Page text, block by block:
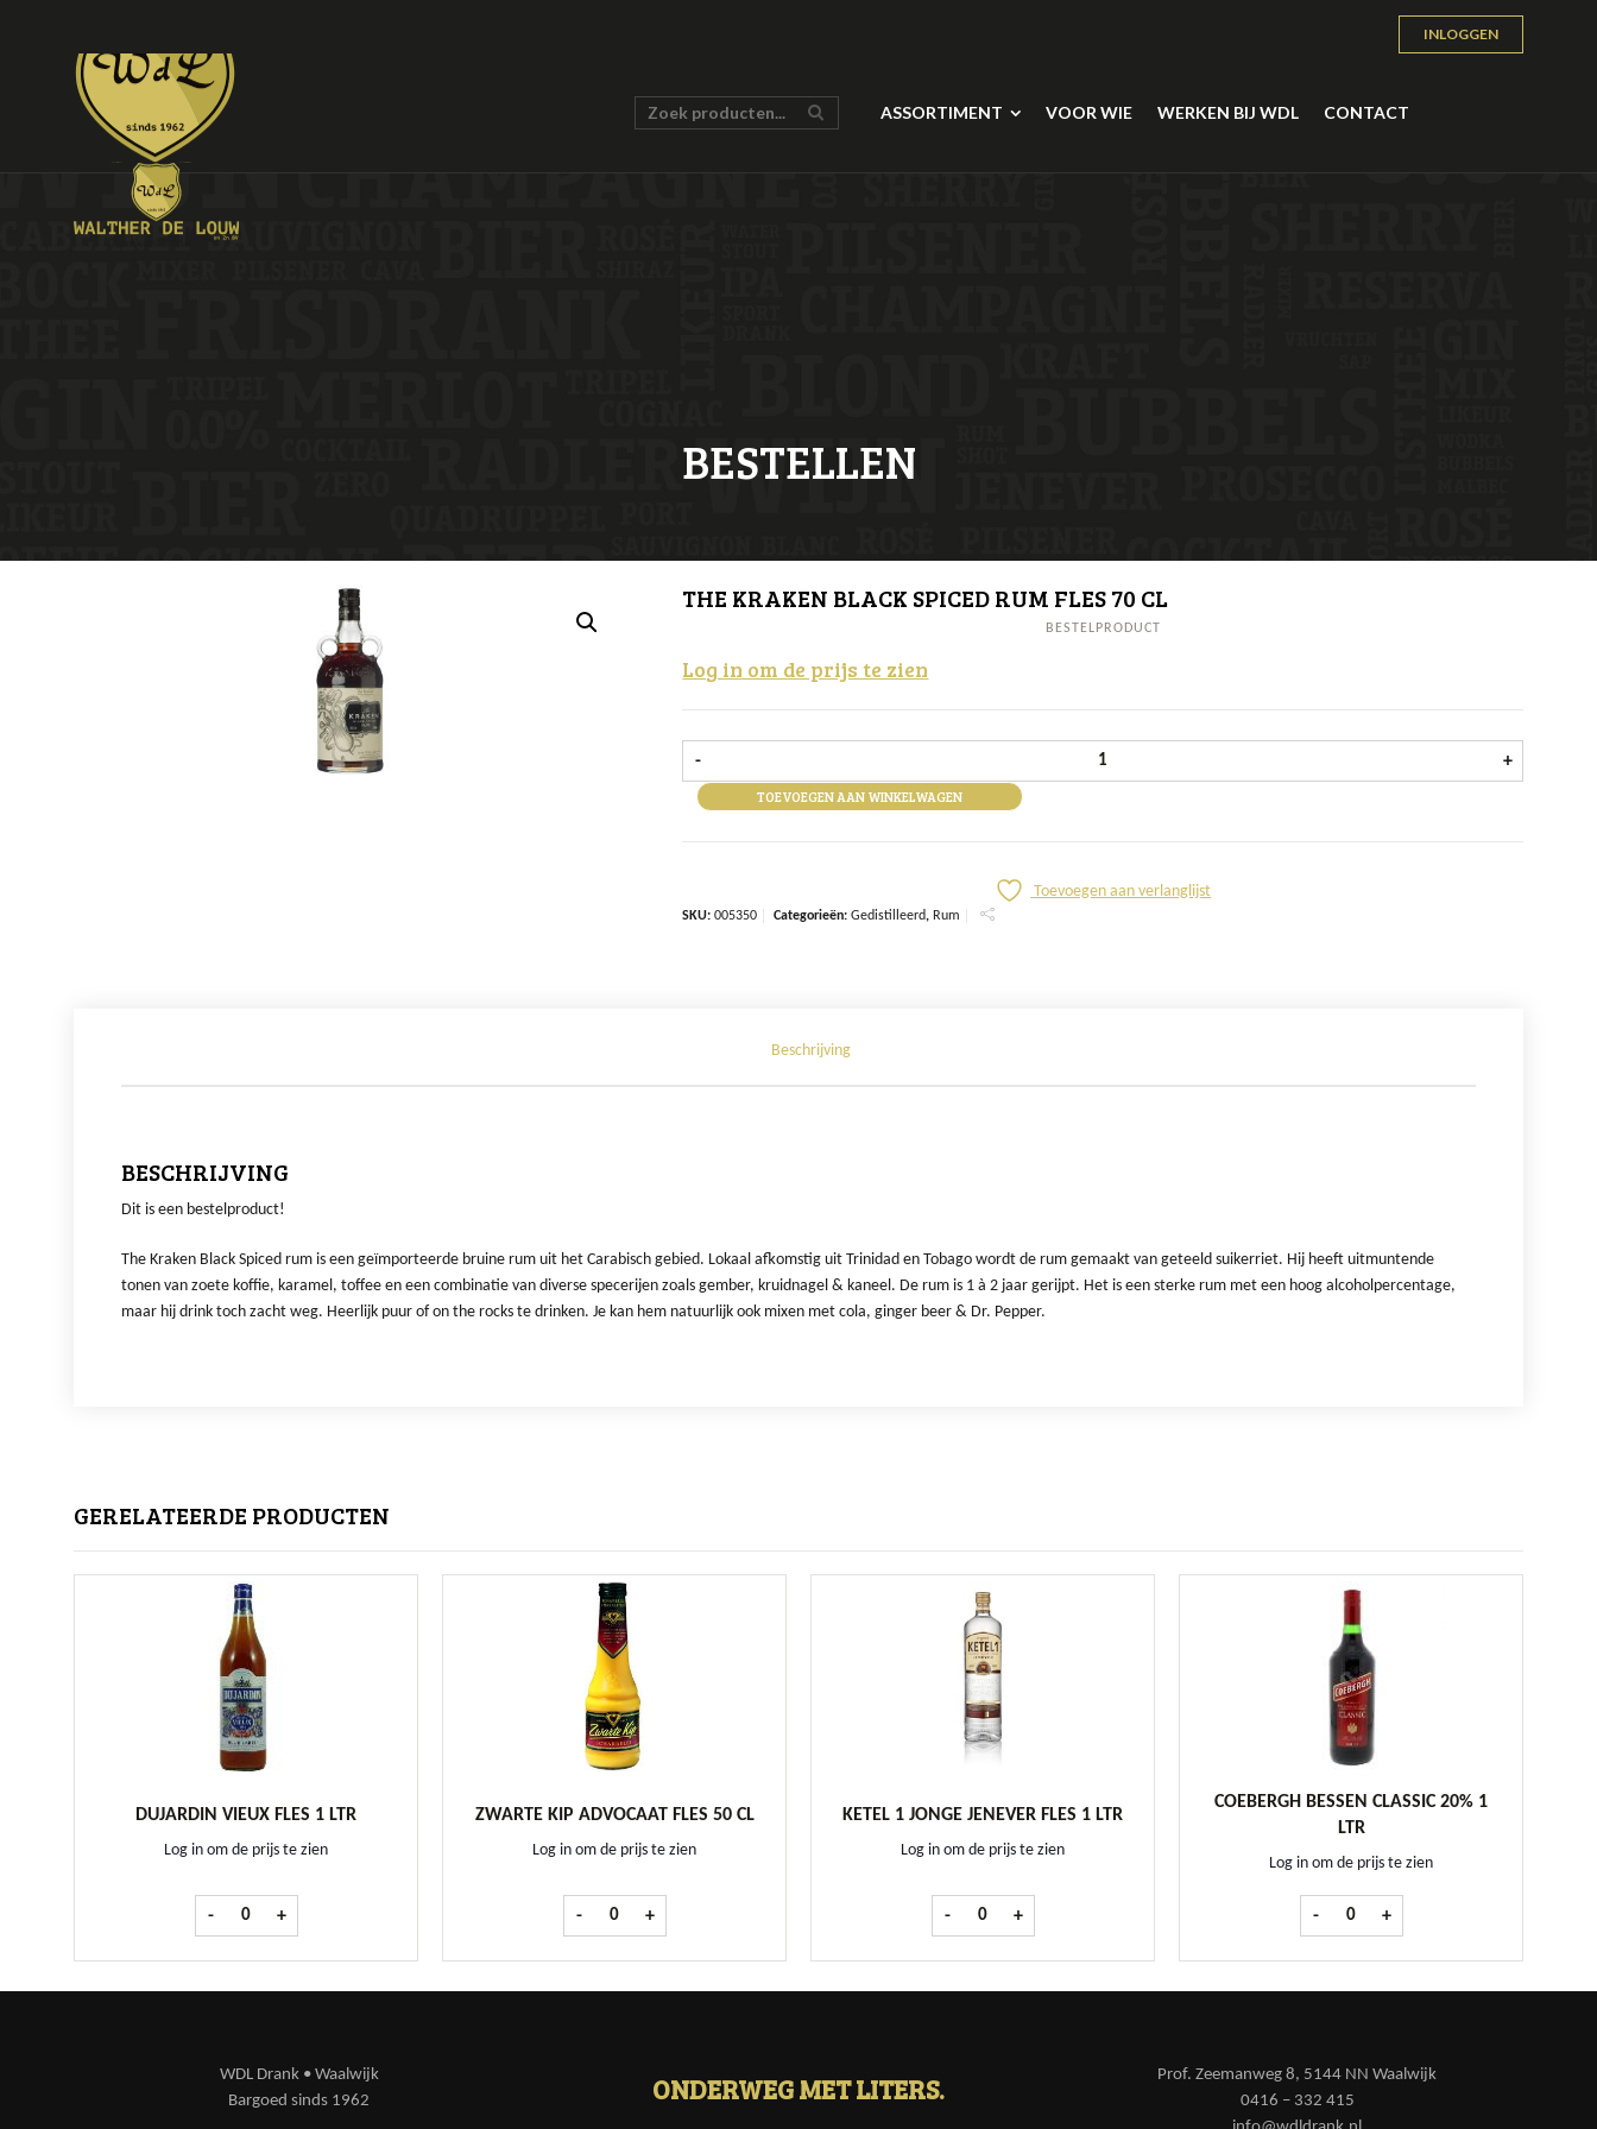
INLOGGEN
ASSORTIMENT VOOR WIE WERKEN BIJ WDL CONTACT
BESTELLEN
THE KRAKEN BLACK SPICED RUM FLES 70 CL
BESTELPRODUCT
Log in om de prijs te zien
- The Kraken Black Spiced Rum fles 70 cl aantal +
TOEVOEGEN AAN WINKELWAGEN
Toevoegen aan verlanglijst
SKU:005350 Categorieën:Gedistilleerd, Rum
Beschrijving
BESCHRIJVING
Dit is een bestelproduct!
The Kraken Black Spiced rum is een geïmporteerde bruine rum uit het Carabisch gebied. Lokaal afkomstig uit Trinidad en Tobago wordt de rum gemaakt van geteeld suikerriet. Hij heeft uitmuntende
tonen van zoete koffie, karamel, toffee en een combinatie van diverse specerijen zoals gember, kruidnagel & kaneel. De rum is 1 à 2 jaar gerijpt. Het is een sterke rum met een hoog alcoholpercentage,
maar hij drink toch zacht weg. Heerlijk puur of on the rocks te drinken. Je kan hem natuurlijk ook mixen met cola, ginger beer & Dr. Pepper.
GERELATEERDE PRODUCTEN
DUJARDIN VIEUX FLES 1 LTR
Log in om de prijs te zien
- Dujardin Vieux fles 1 ltr aantal
+
ZWARTE KIP ADVOCAAT FLES 50 CL
Log in om de prijs te zien
- Zwarte Kip Advocaat fles 50 cl aantal
+
KETEL 1 JONGE JENEVER FLES 1 LTR
Log in om de prijs te zien
- Ketel 1 Jonge Jenever fles 1 ltr aantal
+
COEBERGH BESSEN CLASSIC 20% 1
LTR
Log in om de prijs te zien
- Coebergh Bessen CLASSIC 20% 1 ltr
+
WDL Drank • Waalwijk
Bargoed sinds 1962
ONDERWEG MET LITERS.
Prof. Zeemanweg 8, 5144 NN Waalwijk
0416 – 332 415